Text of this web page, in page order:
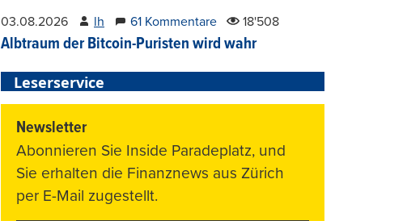
03.08.2026 lh 61 Kommentare 18'508
Albtraum der Bitcoin-Puristen wird wahr
Leserservice
Newsletter
Abonnieren Sie Inside Paradeplatz, und
Sie erhalten die Finanznews aus Zürich
per E-Mail zugestellt.